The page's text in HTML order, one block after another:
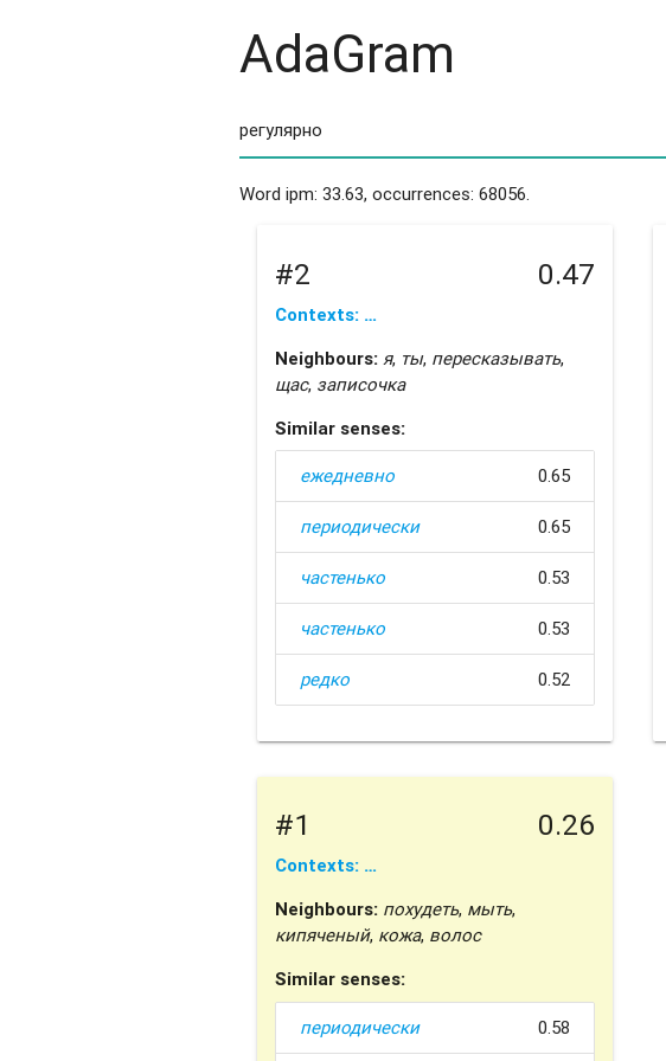
AdaGram
Word ipm: 33.63, occurrences: 68056.
#2 0.47
Contexts: …
Neighbours: я, ты, пересказывать,
щас, записочка
Similar senses:
ежедневно 0.65
периодически 0.65
частенько 0.53
частенько 0.53
редко 0.52
#1 0.26
Contexts: …
Neighbours: похудеть, мыть,
кипяченый, кожа, волос
Similar senses:
периодически 0.58